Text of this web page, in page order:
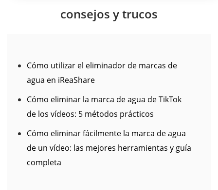
Cómo utilizar el eliminador de marcas de
agua en iReaShare
Cómo eliminar la marca de agua de TikTok
de los vídeos: 5 métodos prácticos
Cómo eliminar fácilmente la marca de agua
de un vídeo: las mejores herramientas y guía